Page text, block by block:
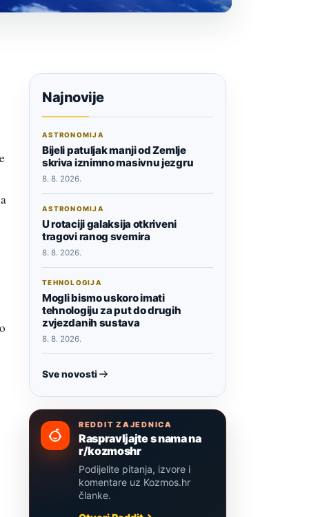
Najnovije
ASTRONOMIJA
Bijeli patuljak manji od Zemlje
skriva iznimno masivnu jezgru
8. 8. 2026.
ASTRONOMIJA
U rotaciji galaksija otkriveni
tragovi ranog svemira
8. 8. 2026.
TEHNOLOGIJA
Mogli bismo uskoro imati
tehnologiju za put do drugih
zvjezdanih sustava
8. 8. 2026.
Sve novosti
REDDIT ZAJEDNICA
Raspravljajte s nama na
r/kozmoshr
Podijelite pitanja, izvore i
komentare uz Kozmos.hr
članke.